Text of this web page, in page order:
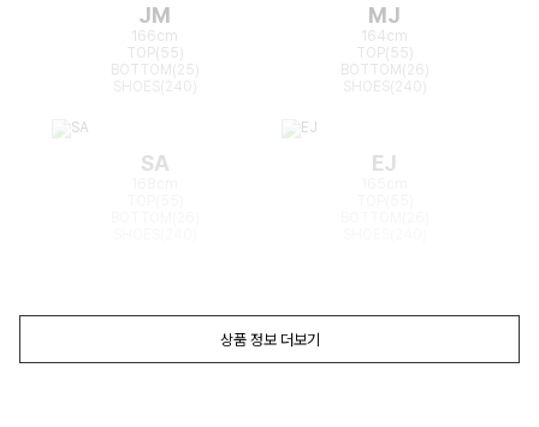
JM
166cm
TOP(55)
BOTTOM(25)
MJ
164cm
TOP(55)
BOTTOM(26)
SA EJ
상품 정보 더보기